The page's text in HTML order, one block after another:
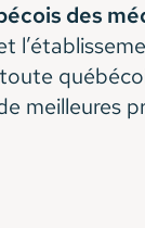
des
meilleures